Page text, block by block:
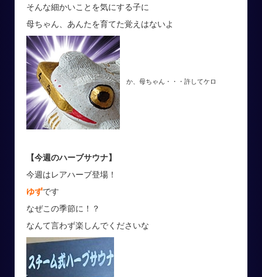
そんな細かいことを気にする子に
母ちゃん、あんたを育てた覚えはないよ
か、母ちゃん・・・許してケロ
【今週のハーブサウナ】
今週はレアハーブ登場！
ゆずです
なぜこの季節に！？
なんて言わず楽しんでくださいな